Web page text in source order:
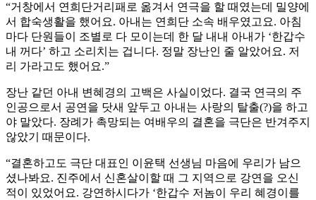
“거창에서 연희단거리패로 옮겨서 연극을 할 때였는데 밀양에
서 합숙생활을 했어요. 아내는 연희단 소속 배우였고요. 아침
마다 단원들이 조별로 다 모이는데 한 달 내내 아내가 ‘한갑수
내 꺼다’ 하고 소리치는 겁니다. 정말 장난인 줄 알았어요. 저
리 가라고도 했어요.”
장난 같던 아내 변혜경의 고백은 사실이었다. 결국 연극의 주
인공으로서 공연을 닷새 앞두고 아내는 사랑의 탈출(?)을 하고
야 말았다. 장례가 촉망되는 여배우의 결혼을 극단은 반겨주지
않았기 때문이다.
“결혼하고도 극단 대표인 이윤택 선생님 마음에 우리가 남으
셨나봐요. 진주에서 신혼살이할 때 그 지역으로 강연을 오신
적이 있었어요. 강연하시다가 ‘한갑수 저놈이 우리 혜경이를